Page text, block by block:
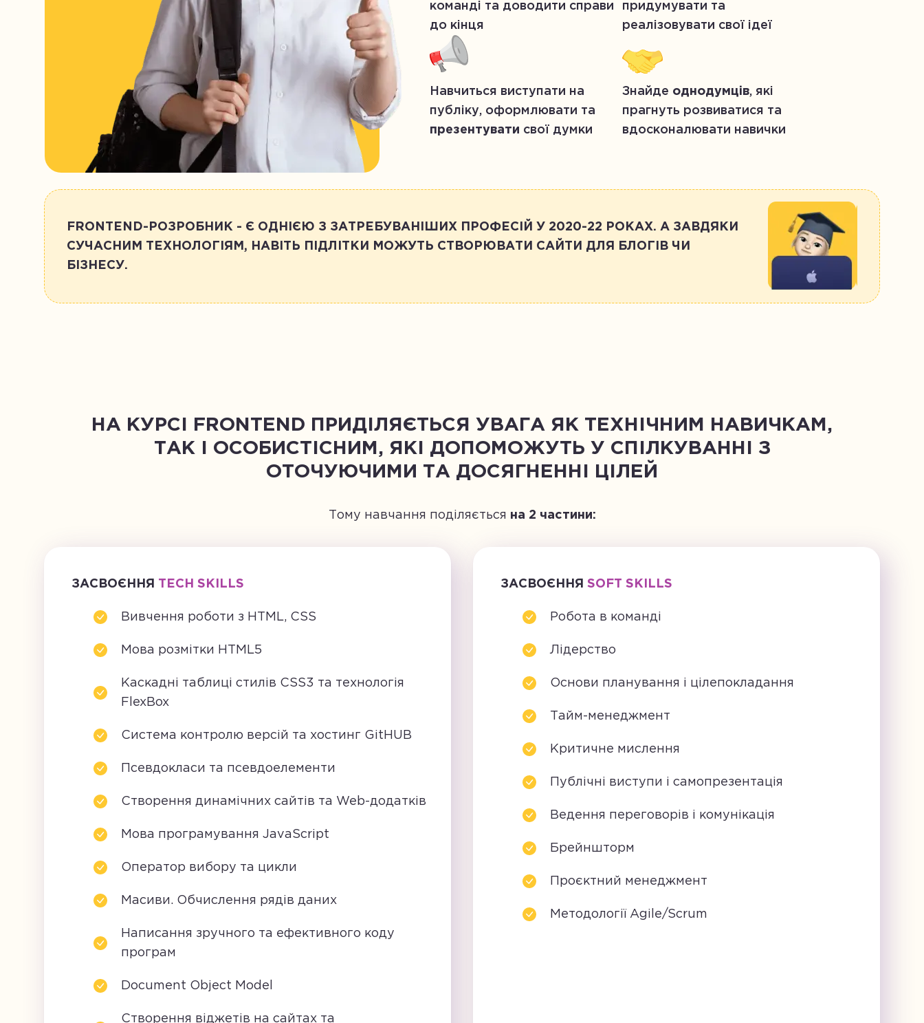
команді та доводити справи
до кінця
придумувати та
реалізовувати свої ідеї
Навчиться виступати на
публіку, оформлювати та
презентувати свої думки
Знайде однодумців, які
прагнуть розвиватися та
вдосконалювати навички
FRONTEND-РОЗРОБНИК - Є ОДНІЄЮ З ЗАТРЕБУВАНІШИХ ПРОФЕСІЙ У 2020-22 РОКАХ. А ЗАВДЯКИ
СУЧАСНИМ ТЕХНОЛОГІЯМ, НАВІТЬ ПІДЛІТКИ МОЖУТЬ СТВОРЮВАТИ САЙТИ ДЛЯ БЛОГІВ ЧИ
БІЗНЕСУ.
НА КУРСІ FRONTEND ПРИДІЛЯЄТЬСЯ УВАГА ЯК ТЕХНІЧНИМ НАВИЧКАМ,
ТАК І ОСОБИСТІСНИМ, ЯКІ ДОПОМОЖУТЬ У СПІЛКУВАННІ З
ОТОЧУЮЧИМИ ТА ДОСЯГНЕННІ ЦІЛЕЙ
Тому навчання поділяється на 2 частини:
ЗАСВОЄННЯ TECH SKILLS
Вивчення роботи з HTML, CSS
Мова розмітки HTML5
Каскадні таблиці стилів CSS3 та технологія
FlexBox
Система контролю версій та хостинг GitHUB
Псевдокласи та псевдоелементи
Створення динамічних сайтів та Web-додатків
Мова програмування JavaScript
Оператор вибору та цикли
Масиви. Обчислення рядів даних
Написання зручного та ефективного коду
програм
Document Object Model
Створення віджетів на сайтах та
ЗАСВОЄННЯ SOFT SKILLS
Робота в команді
Лідерство
Основи планування і цілепокладання
Тайм-менеджмент
Критичне мислення
Публічні виступи і самопрезентація
Ведення переговорів і комунікація
Брейншторм
Проєктний менеджмент
Методології Agile/Scrum